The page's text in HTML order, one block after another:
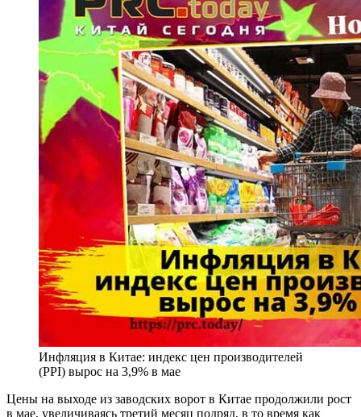
Инфляция в Китае: индекс цен производителей
(PPI) вырос на 3,9% в мае
Цены на выходе из заводских ворот в Китае продолжили рост
в мае, увеличиваясь третий месяц подряд, в то время как